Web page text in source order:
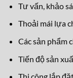
Tư vấn, khảo
Thoải mái lựa
Các sản phẩm
Tiến độ sản